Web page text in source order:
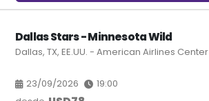
Dallas Stars - Minnesota Wild
Dallas, TX, EE.UU. - American Airlines Center
23/09/2026
19:00